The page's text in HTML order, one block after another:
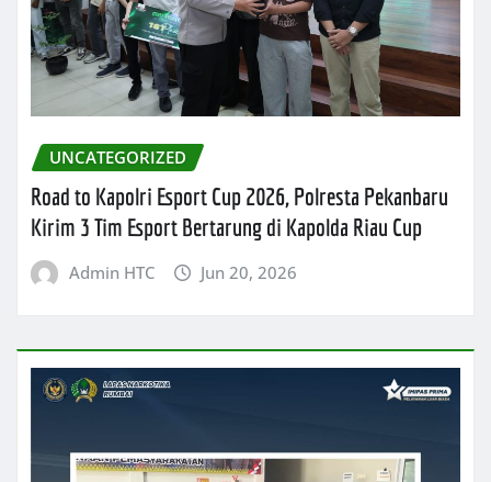
UNCATEGORIZED
Road to Kapolri Esport Cup 2026, Polresta Pekanbaru
Kirim 3 Tim Esport Bertarung di Kapolda Riau Cup
Admin HTC Jun 20, 2026